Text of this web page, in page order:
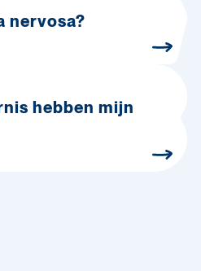
nervosa?
hebben mijn